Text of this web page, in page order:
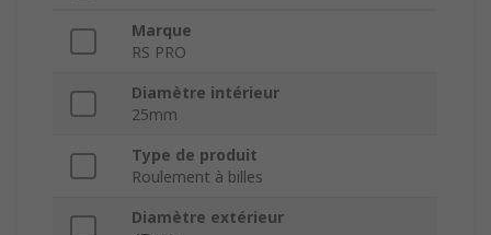
Marque
RS PRO
Diamètre intérieur
25mm
Type de produit
Roulement à billes
Diamètre extérieur